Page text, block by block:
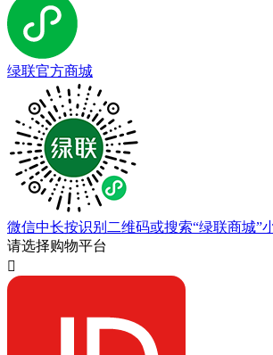
绿联官方商城
微信中长按识别二维码或搜索“绿联商城”
请选择购物平台
